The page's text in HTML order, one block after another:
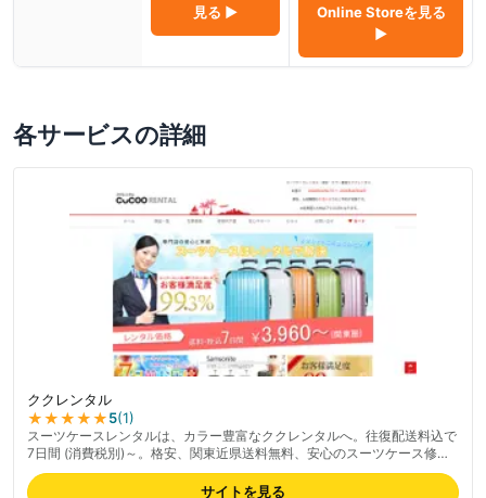
見る ▶
Online Storeを見る
▶
各サービスの詳細
ククレンタル
★★★★★5(1)
スーツケースレンタルは、カラー豊富なククレンタルへ。往復配送料込で
7日間 (消費税別)～。格安、関東近県送料無料、安心のスーツケース修理
代無償サービス付。最新の料金は公式サイトでご確認ください。
サイトを見る